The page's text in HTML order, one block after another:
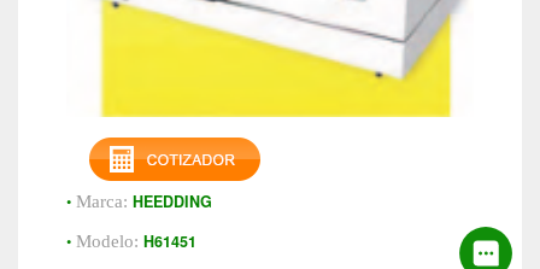
• Marca: HEEDDING
• Modelo: H61451